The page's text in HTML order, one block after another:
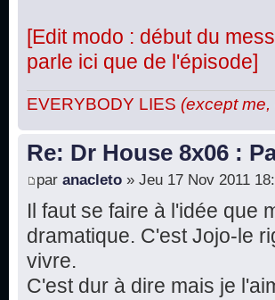
[Edit modo : début du
parle ici que de l'épisode]
EVERYBODY LIES (except
Re: Dr House 8x06 :
par anacleto » Jeu 17 Nov 2011
Il faut se faire à l'idée que
dramatique. C'est Jojo-le
vivre.
C'est dur à dire mais je